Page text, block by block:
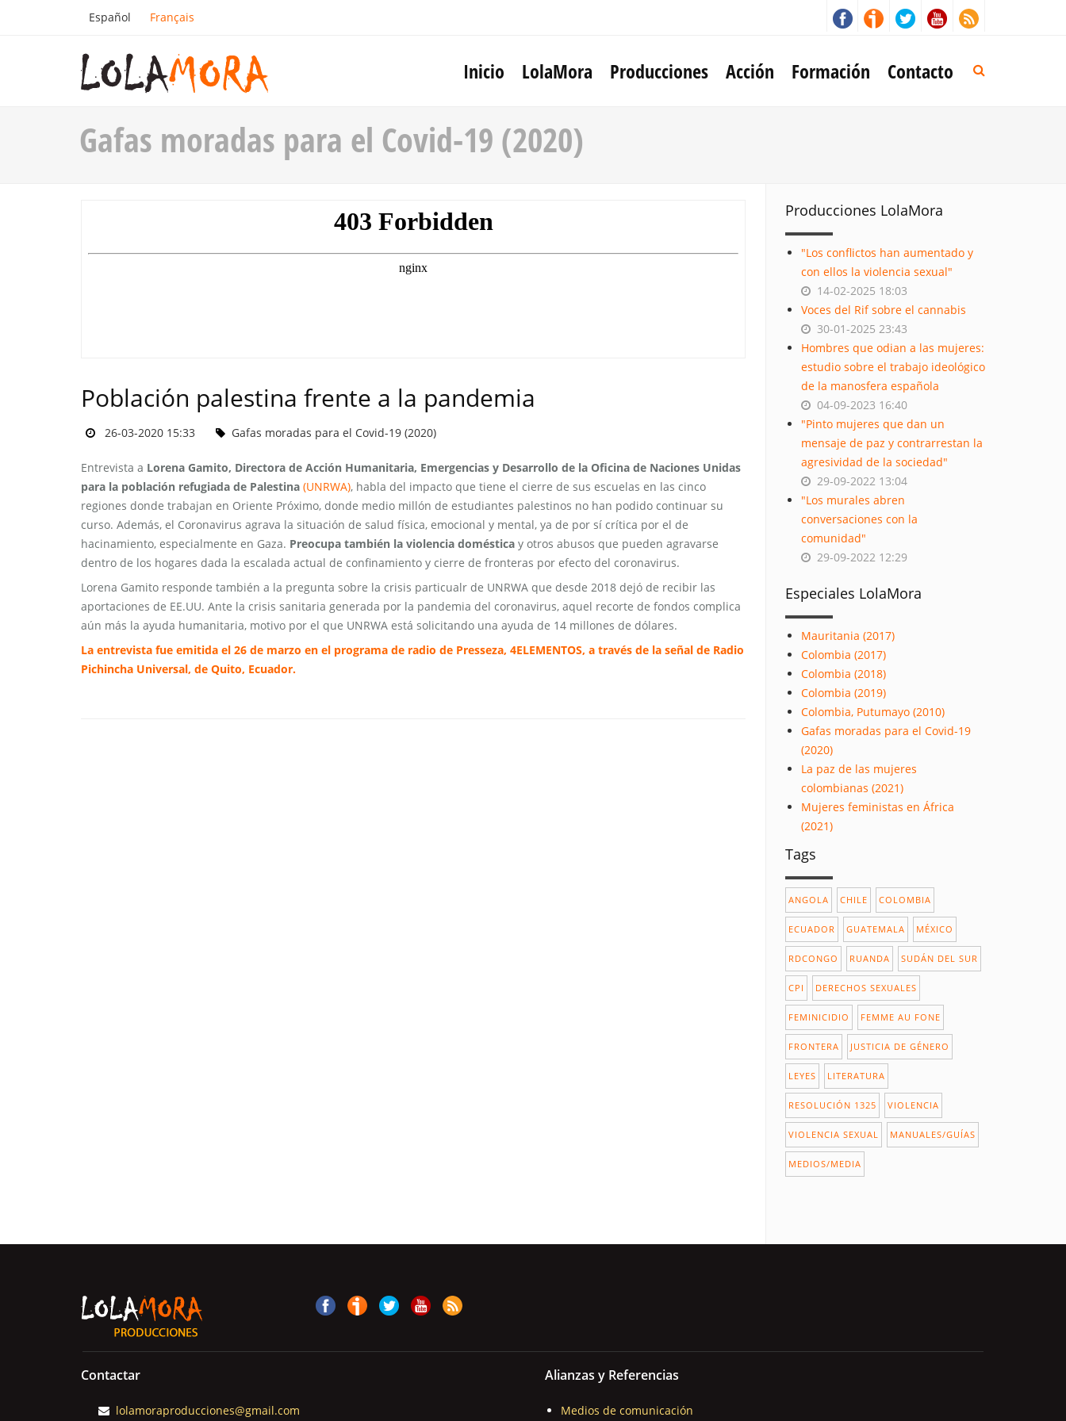
Español Français
Inicio LolaMora Producciones Acción Formación Contacto
Gafas moradas para el Covid-19 (2020)
Población palestina frente a la pandemia
26-03-2020 15:33 Gafas moradas para el Covid-19 (2020)
Entrevista a Lorena Gamito, Directora de Acción Humanitaria, Emergencias y Desarrollo de la Oficina de Naciones Unidas
para la población refugiada de Palestina (UNRWA), habla del impacto que tiene el cierre de sus escuelas en las cinco
regiones donde trabajan en Oriente Próximo, donde medio millón de estudiantes palestinos no han podido continuar su
curso. Además, el Coronavirus agrava la situación de salud física, emocional y mental, ya de por sí crítica por el de
hacinamiento, especialmente en Gaza. Preocupa también la violencia doméstica y otros abusos que pueden agravarse
dentro de los hogares dada la escalada actual de confinamiento y cierre de fronteras por efecto del coronavirus.
Lorena Gamito responde también a la pregunta sobre la crisis particualr de UNRWA que desde 2018 dejó de recibir las
aportaciones de EE.UU. Ante la crisis sanitaria generada por la pandemia del coronavirus, aquel recorte de fondos complica
aún más la ayuda humanitaria, motivo por el que UNRWA está solicitando una ayuda de 14 millones de dólares.
La entrevista fue emitida el 26 de marzo en el programa de radio de Presseza, 4ELEMENTOS, a través de la señal de Radio
Pichincha Universal, de Quito, Ecuador.
Producciones LolaMora
"Los conflictos han aumentado y
con ellos la violencia sexual"
14-02-2025 18:03
Voces del Rif sobre el cannabis
30-01-2025 23:43
Hombres que odian a las mujeres:
estudio sobre el trabajo ideológico
de la manosfera española
04-09-2023 16:40
"Pinto mujeres que dan un
mensaje de paz y contrarrestan la
agresividad de la sociedad"
29-09-2022 13:04
"Los murales abren
conversaciones con la
comunidad"
29-09-2022 12:29
Especiales LolaMora
Mauritania (2017)
Colombia (2017)
Colombia (2018)
Colombia (2019)
Colombia, Putumayo (2010)
Gafas moradas para el Covid-19
(2020)
La paz de las mujeres
colombianas (2021)
Mujeres feministas en África
(2021)
Tags
ANGOLA CHILE COLOMBIA
ECUADOR GUATEMALA MÉXICO
RDCONGO RUANDA SUDÁN DEL SUR
CPI DERECHOS SEXUALES
FEMINICIDIO FEMME AU FONE
FRONTERA JUSTICIA DE GÉNERO
LEYES LITERATURA
RESOLUCIÓN 1325 VIOLENCIA
VIOLENCIA SEXUAL MANUALES/GUÍAS
MEDIOS/MEDIA
Contactar
lolamoraproducciones@gmail.com
Alianzas y Referencias
Medios de comunicación